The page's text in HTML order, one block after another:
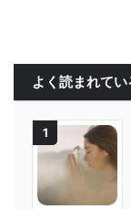
よく読まれて
1